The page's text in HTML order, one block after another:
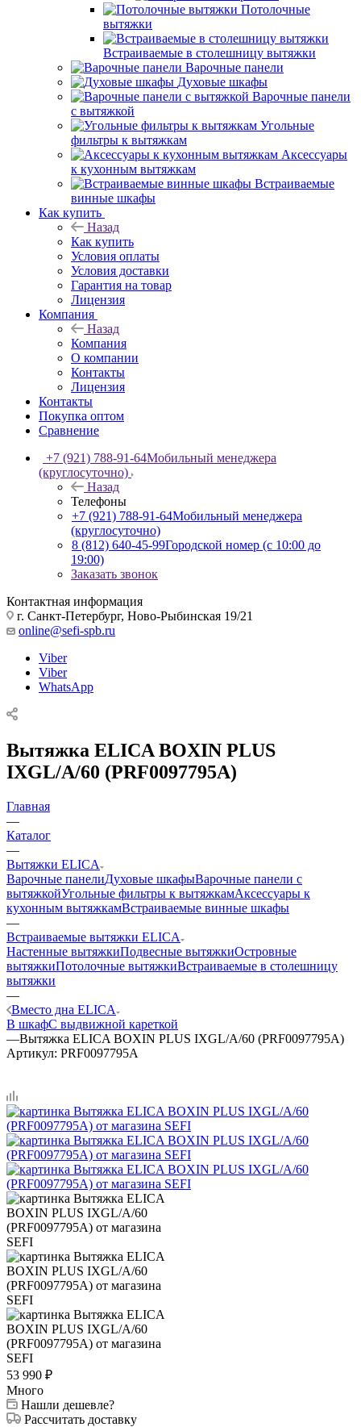
Потолочные
вытяжки
Встраиваемые в столешницу вытяжки
Варочные панели
Духовые шкафы
Варочные панели
с вытяжкой
Угольные
фильтры к вытяжкам
Аксессуары
к кухонным вытяжкам
Встраиваемые
винные шкафы
Как купить
Назад
Как купить
Условия оплаты
Условия доставки
Гарантия на товар
Лицензия
Компания
Назад
Компания
О компании
Контакты
Лицензия
Контакты
Покупка оптом
Сравнение
+7 (921) 788-91-64Мобильный менеджера
(круглосуточно)
Назад
Телефоны
+7 (921) 788-91-64Мобильный менеджера
(круглосуточно)
8 (812) 640-45-99Городской номер (с 10:00 до
19:00)
Заказать звонок
Контактная информация
г. Санкт-Петербург, Ново-Рыбинская 19/21
online@sefi-spb.ru
Viber
Viber
WhatsApp
Вытяжка ELICA BOXIN PLUS
IXGL/A/60 (PRF0097795A)
Главная
—
Каталог
—
Вытяжки ELICA
Варочные панелиДуховые шкафыВарочные панели с
вытяжкойУгольные фильтры к вытяжкамАксессуары к
кухонным вытяжкамВстраиваемые винные шкафы
—
Встраиваемые вытяжки ELICA
Настенные вытяжкиПодвесные вытяжкиОстровные
вытяжкиПотолочные вытяжкиВстраиваемые в столешницу
вытяжки
—
Вместо дна ELICA
В шкафС выдвижной кареткой
—Вытяжка ELICA BOXIN PLUS IXGL/A/60 (PRF0097795A)
Артикул: PRF0097795A
53 990 ₽
Много
Нашли дешевле?
Рассчитать доставку